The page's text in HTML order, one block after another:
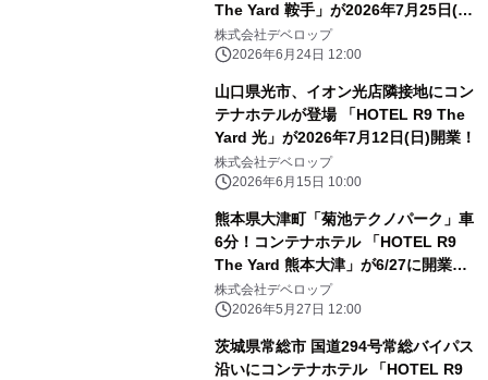
The Yard 鞍手」が2026年7月25日(土)
開業！
株式会社デベロップ
2026年6月24日 12:00
山口県光市、イオン光店隣接地にコン
テナホテルが登場 「HOTEL R9 The
Yard 光」が2026年7月12日(日)開業！
株式会社デベロップ
2026年6月15日 10:00
熊本県大津町「菊池テクノパーク」車
6分！コンテナホテル 「HOTEL R9
The Yard 熊本大津」が6/27に開業予
定！
株式会社デベロップ
2026年5月27日 12:00
茨城県常総市 国道294号常総バイパス
沿いにコンテナホテル 「HOTEL R9